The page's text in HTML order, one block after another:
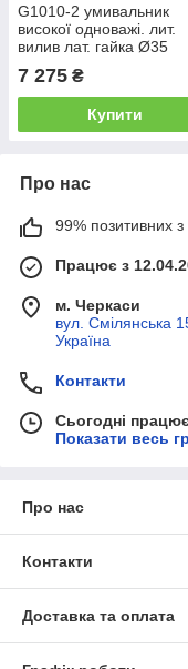
G1010-2 умивальник
високої одноважі. лит.
вилив лат. гайка Ø35
7 275 ₴
Купити
Про нас
99% позитивних з
Працює з
м. Черкаси
вул. Смілянська
Україна
Контакти
Сьогодні
Показати весь
Про нас
Контакти
Доставка та оплата